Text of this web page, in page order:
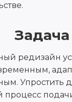
Задача
редизайн
Упростить
процесс